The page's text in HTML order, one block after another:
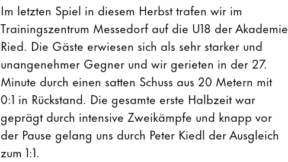
Im letzten Spiel in diesem Herbst trafen wir im
Trainingszentrum Messedorf auf die U18 der Akademie
Ried. Die Gäste erwiesen sich als sehr starker und
unangenehmer Gegner und wir gerieten in der 27.
Minute durch einen satten Schuss aus 20 Metern mit
0:1 in Rückstand. Die gesamte erste Halbzeit war
geprägt durch intensive Zweikämpfe und knapp vor
der Pause gelang uns durch Peter Kiedl der Ausgleich
zum 1:1.